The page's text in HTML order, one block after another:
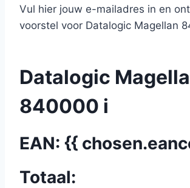
Vul hier jouw e-mailadres in en
voorstel voor Datalogic Magellan
Datalogic
840000 i
EAN: {{
Totaal: